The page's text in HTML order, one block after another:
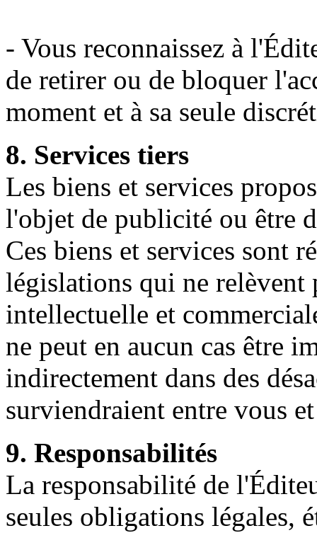
- Vous reconnaissez à
de retirer ou de bloquer
moment et à sa seule
8. Services tiers
Les biens et services
l'objet de publicité ou être
Ces biens et services sont
législations qui ne relèvent
intellectuelle et
ne peut en aucun cas être
indirectement dans des
surviendraient entre vous
9. Responsabilités
La responsabilité de
seules obligations légales,